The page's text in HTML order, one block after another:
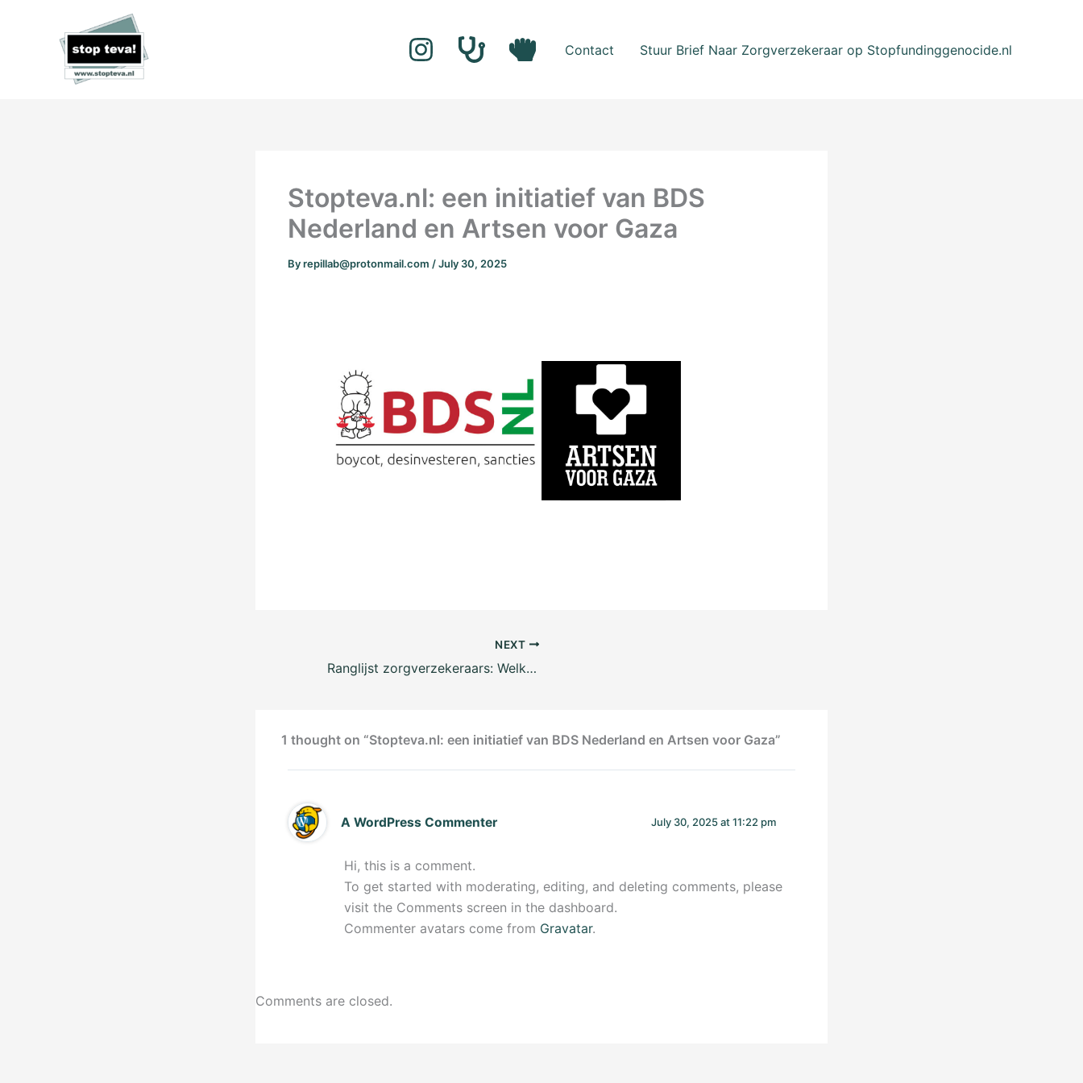
Contact Stuur Brief Naar Zorgverzekeraar op Stopfundinggenocide.nl
Stopteva.nl: een initiatief van BDS
Nederland en Artsen voor Gaza
Byrepillab@protonmail.com /July 30, 2025
NEXT
Ranglijst zorgverzekeraars: Welke zorgverzekeraar koopt de meeste medicatie in van Teva?
1 thought on “Stopteva.nl: een initiatief van BDS Nederland en Artsen voor Gaza”
A WordPress Commenter July 30, 2025 at 11:22 pm
Hi, this is a comment.
To get started with moderating, editing, and deleting comments, please
visit the Comments screen in the dashboard.
Commenter avatars come from Gravatar.
Comments are closed.